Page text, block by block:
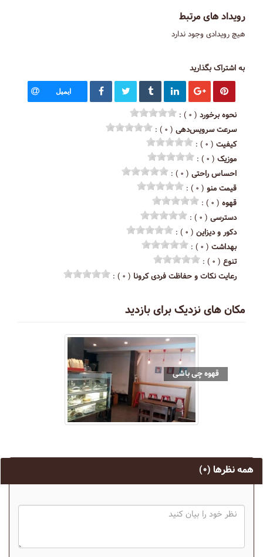
رویداد های مرتبط
هیچ رویدادی وجود ندارد
به اشتراک بگذارید
ایمیل
نحوه برخورد ( ۰ ) :
سرعت سرویس‌دهی ( ۰ ) :
کیفیت ( ۰ ) :
موزیک ( ۰ ) :
احساس راحتی ( ۰ ) :
قیمت منو ( ۰ ) :
قهوه ( ۰ ) :
دسترسی ( ۰ ) :
دکور و دیزاین ( ۰ ) :
بهداشت ( ۰ ) :
تنوع ( ۰ ) :
رعایت نکات و حفاظت فردی کرونا ( ۰ ) :
مکان های نزدیک برای بازدید
قهوه چی باشی
همه نظرها (۰)